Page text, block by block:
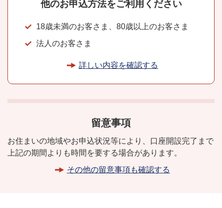
他のお申込方法をご利用ください
18歳未満のお客さま、80歳以上のお客さま
法人のお客さま
詳しい内容を確認する
留意事項
お住まいの地域やお申込状況等により、 口座開設完了まで
上記の期間よりも時間を要する場合があります。
その他の留意事項も確認する